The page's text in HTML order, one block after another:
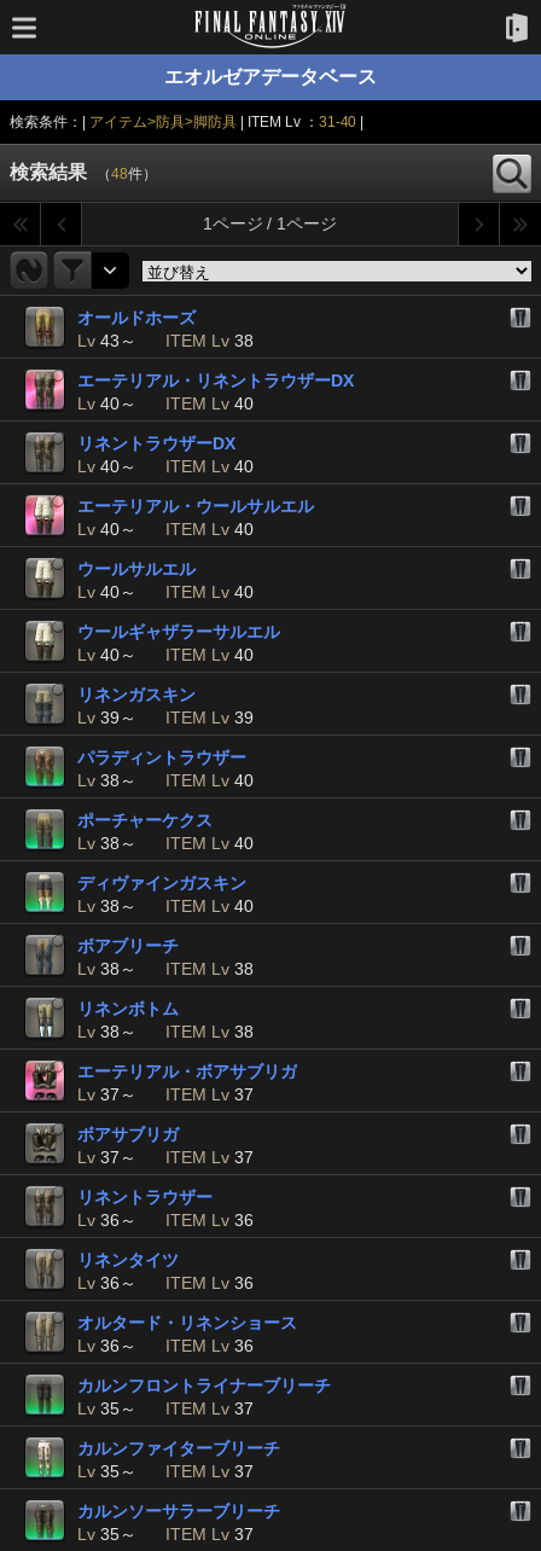
エオルゼアデータベース
検索条件：| アイテム>防具>脚防具 | ITEM Lv ： 31-40
検索結果 （48件）
1ページ / 1ページ
オールドホーズ
Lv 43～ ITEM Lv 38
エーテリアル・リネントラウザーDX
Lv 40～ ITEM Lv 40
リネントラウザーDX
Lv 40～ ITEM Lv 40
エーテリアル・ウールサルエル
Lv 40～ ITEM Lv 40
ウールサルエル
Lv 40～ ITEM Lv 40
ウールギャザラーサルエル
Lv 40～ ITEM Lv 40
リネンガスキン
Lv 39～ ITEM Lv 39
パラディントラウザー
Lv 38～ ITEM Lv 40
ポーチャーケクス
Lv 38～ ITEM Lv 40
ディヴァインガスキン
Lv 38～ ITEM Lv 40
ボアブリーチ
Lv 38～ ITEM Lv 38
リネンボトム
Lv 38～ ITEM Lv 38
エーテリアル・ボアサブリガ
Lv 37～ ITEM Lv 37
ボアサブリガ
Lv 37～ ITEM Lv 37
リネントラウザー
Lv 36～ ITEM Lv 36
リネンタイツ
Lv 36～ ITEM Lv 36
オルタード・リネンショース
Lv 36～ ITEM Lv 36
カルンフロントライナーブリーチ
Lv 35～ ITEM Lv 37
カルンファイターブリーチ
Lv 35～ ITEM Lv 37
カルンソーサラーブリーチ
Lv 35～ ITEM Lv 37